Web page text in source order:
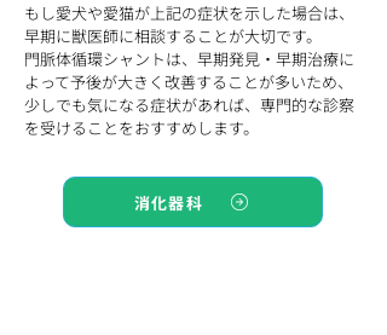
もし愛犬や愛猫が上記の症状を示した場合は、
早期に獣医師に相談することが大切です。
門脈体循環シャントは、早期発見・早期治療に
よって予後が大きく改善することが多いため、
少しでも気になる症状があれば、専門的な診察
を受けることをおすすめします。
消化器科